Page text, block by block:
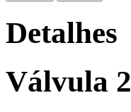
Detalhes
Válvula